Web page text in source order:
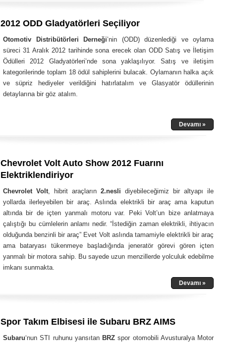
2012 ODD Gladyatörleri Seçiliyor
Otomotiv Distribütörleri Derneği’nin (ODD) düzenlediği ve oylama
süreci 31 Aralık 2012 tarihinde sona erecek olan ODD Satış ve İletişim
Ödülleri 2012 Gladyatörleri’nde sona yaklaşılıyor. Satış ve iletişim
kategorilerinde toplam 18 ödül sahiplerini bulacak. Oylamanın halka açık
ve süpriz hediyeler verildiğini hatırlatalım ve Glasyatör ödüllerinin
detaylarına bir göz atalım.
Devamı »
Chevrolet Volt Auto Show 2012 Fuarını
Elektriklendiriyor
Chevrolet Volt, hibrit araçların 2.nesli diyebileceğimiz bir altyapı ile
yollarda ilerleyebilen bir araç. Aslında elektrikli bir araç ama kaputun
altında bir de içten yanmalı motoru var. Peki Volt’un bize anlatmaya
çalıştığı bu cümlelerin anlamı nedir. “İstediğin zaman elektrikli, ihtiyacın
olduğunda benzinli bir araç” Evet Volt aslında tamamiyle elektrikli bir araç
ama bataryası tükenmeye başladığında jeneratör görevi gören içten
yanmalı bir motora sahip. Bu sayede uzun menzillerde yolculuk edebilme
imkanı sunmakta.
Devamı »
Spor Takım Elbisesi ile Subaru BRZ AIMS
Subaru‘nun STI ruhunu yansıtan BRZ spor otomobili Avusturalya Motor